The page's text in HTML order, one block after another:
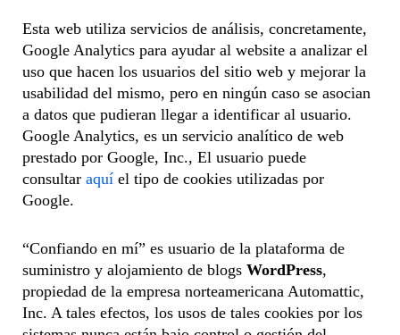
Esta web utiliza servicios de análisis, concretamente,
Google Analytics para ayudar al website a analizar el
uso que hacen los usuarios del sitio web y mejorar la
usabilidad del mismo, pero en ningún caso se asocian
a datos que pudieran llegar a identificar al usuario.
Google Analytics, es un servicio analítico de web
prestado por Google, Inc., El usuario puede
consultar aquí el tipo de cookies utilizadas por
Google.
“Confiando en mí” es usuario de la plataforma de
suministro y alojamiento de blogs WordPress,
propiedad de la empresa norteamericana Automattic,
Inc. A tales efectos, los usos de tales cookies por los